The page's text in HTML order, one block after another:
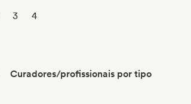
3 4
Curadores/profissionais por tipo